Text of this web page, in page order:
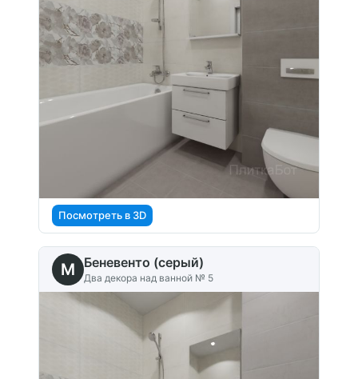
Посмотреть в 3D
M Беневенто (серый)
Два декора над ванной № 5